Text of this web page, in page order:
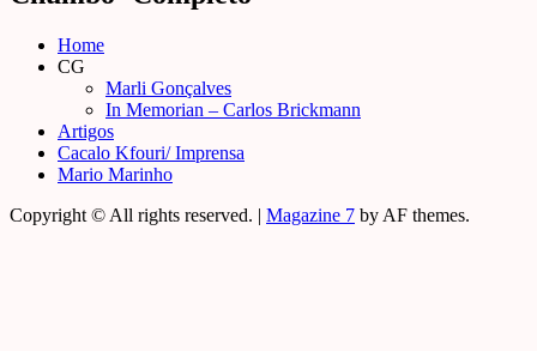
Home
CG
Marli Gonçalves
In Memorian – Carlos Brickmann
Artigos
Cacalo Kfouri/ Imprensa
Mario Marinho
Copyright © All rights reserved. | Magazine 7 by AF themes.